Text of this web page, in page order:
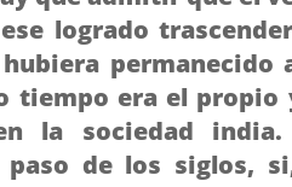
logrado
permanecido
tiempo era el propio
la sociedad
paso de los siglos,